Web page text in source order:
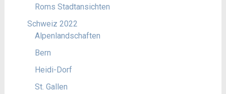
Roms Stadtansichten
Schweiz 2022
Alpenlandschaften
Bern
Heidi-Dorf
St. Gallen